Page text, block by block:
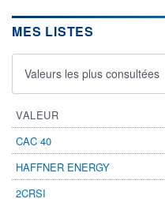
MES LISTES
Valeurs les plus consultées
VALEUR
CAC 40
HAFFNER ENERGY
2CRSI